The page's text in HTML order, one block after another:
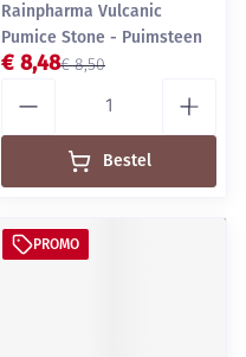
Rainpharma Vulcanic
Pumice Stone - Puimsteen
€ 8,50
€ 8,48
Bestel
PROMO